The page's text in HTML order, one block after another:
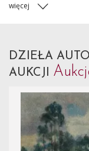
więcej
DZIEŁA
AUKCJI